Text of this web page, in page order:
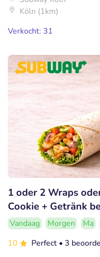
Köln (1km)
Verkocht: 31
1 oder 2 Wraps
Cookie + Getränk
Vandaag Morgen Ma
10
Perfect • 3